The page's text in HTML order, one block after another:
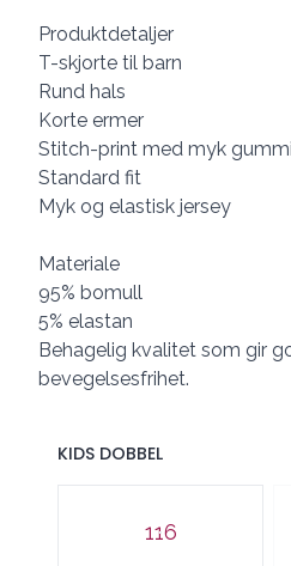
Produktdetaljer
T-skjorte til barn
Rund hals
Korte ermer
Stitch-print med myk
Standard fit
Myk og elastisk jersey
Materiale
95% bomull
5% elastan
Behagelig kvalitet som gir
bevegelsesfrihet.
KIDS DOBBEL
Velg en KIDS DOBBEL
116